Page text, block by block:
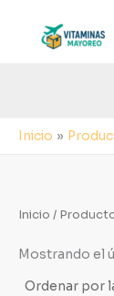
contenido
Inicio
Inicio /
Mostrando el